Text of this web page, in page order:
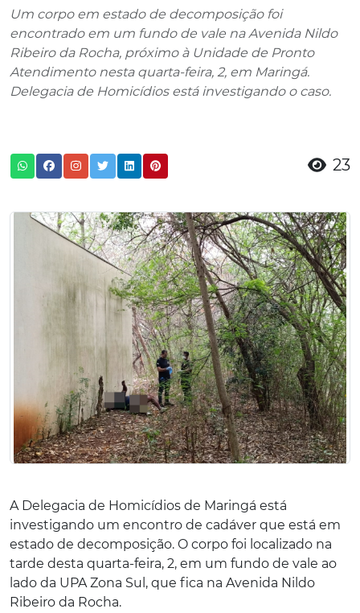
Um corpo em estado de decomposição foi
encontrado em um fundo de vale na Avenida Nildo
Ribeiro da Rocha, próximo à Unidade de Pronto
Atendimento nesta quarta-feira, 2, em Maringá.
Delegacia de Homicídios está investigando o caso.
23
A Delegacia de Homicídios de Maringá está
investigando um encontro de cadáver que está em
estado de decomposição. O corpo foi localizado na
tarde desta quarta-feira, 2, em um fundo de vale ao
lado da UPA Zona Sul, que fica na Avenida Nildo
Ribeiro da Rocha.